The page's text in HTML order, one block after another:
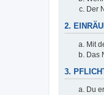
Der
2.
Mit
Das
3.
Du